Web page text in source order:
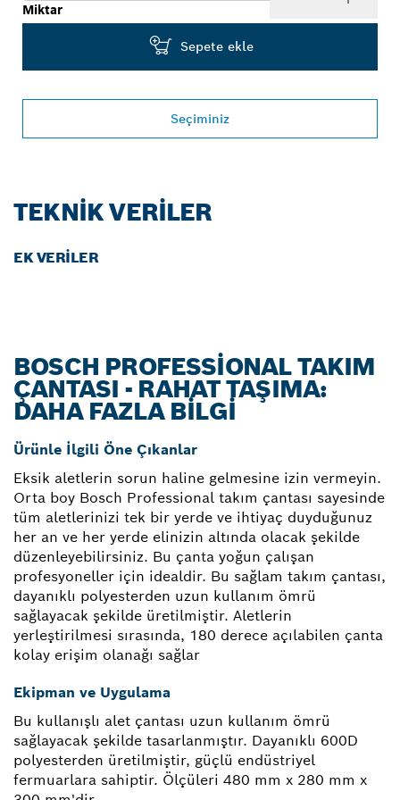
Miktar
Sepete ekle
Seçiminiz
TEKNIK VERILER
EK VERILER
BOSCH PROFESSIONAL TAKIM
ÇANTASI - RAHAT TAŞIMA:
DAHA FAZLA BILGI
Ürünle İlgili Öne Çıkanlar
Eksik aletlerin sorun haline gelmesine izin vermeyin.
Orta boy Bosch Professional takım çantası sayesinde
tüm aletlerinizi tek bir yerde ve ihtiyaç duyduğunuz
her an ve her yerde elinizin altında olacak şekilde
düzenleyebilirsiniz. Bu çanta yoğun çalışan
profesyoneller için idealdir. Bu sağlam takım çantası,
dayanıklı polyesterden uzun kullanım ömrü
sağlayacak şekilde üretilmiştir. Aletlerin
yerleştirilmesi sırasında, 180 derece açılabilen çanta
kolay erişim olanağı sağlar
Ekipman ve Uygulama
Bu kullanışlı alet çantası uzun kullanım ömrü
sağlayacak şekilde tasarlanmıştır. Dayanıklı 600D
polyesterden üretilmiştir, güçlü endüstriyel
fermuarlara sahiptir. Ölçüleri 480 mm x 280 mm x